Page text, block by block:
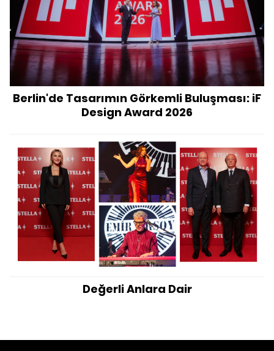
Berlin'de Tasarımın Görkemli Buluşması: iF
Design Award 2026
Değerli Anlara Dair